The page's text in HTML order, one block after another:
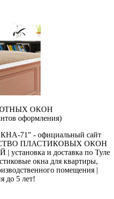
ОКОН
оформления)
71" - официальный сайт
ПЛАСТИКОВЫХ ОКОН
и доставка по Туле
окна для квартиры,
помещения |
до 5 лет!